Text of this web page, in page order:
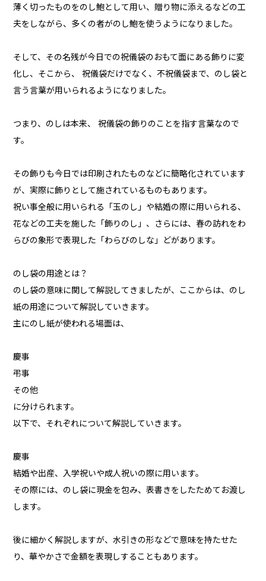
薄く切ったものをのし鮑として用い、贈り物に添えるなどの工
夫をしながら、多くの者がのし鮑を使うようになりました。
そして、その名残が今日での祝儀袋のおもて面にある飾りに変
化し、そこから、 祝儀袋だけでなく、不祝儀袋まで、のし袋と
言う言葉が用いられるようになりました。
つまり、のしは本来、 祝儀袋の飾りのことを指す言葉なので
す。
その飾りも今日では印刷されたものなどに簡略化されています
が、実際に飾りとして施されているものもあります。
祝い事全般に用いられる「玉のし」や結婚の際に用いられる、
花などの工夫を施した「飾りのし」、さらには、春の訪れをわ
らびの象形で表現した「わらびのしな」どがあります。
のし袋の用途とは？
のし袋の意味に関して解説してきましたが、ここからは、のし
紙の用途について解説していきます。
主にのし紙が使われる場面は、
慶事
弔事
その他
に分けられます。
以下で、それぞれについて解説していきます。
慶事
結婚や出産、入学祝いや成人祝いの際に用います。
その際には、のし袋に現金を包み、表書きをしたためてお渡し
します。
後に細かく解説しますが、水引きの形などで意味を持たせた
り、華やかさで金額を表現しすることもあります。